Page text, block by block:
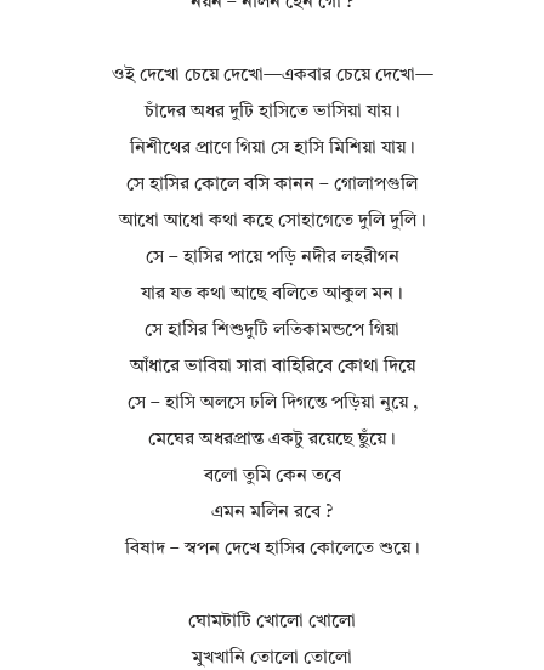
ওই দেখো চেয়ে দেখো—একবার চেয়ে দেখো—
চাঁদের অধর দুটি হাসিতে ভাসিয়া যায়।
নিশীথের প্রাণে গিয়া সে হাসি মিশিয়া যায়।
সে হাসির কোলে বসি কানন – গোলাপগুলি
আধো আধো কথা কহে সোহাগেতে দুলি দুলি।
সে – হাসির পায়ে পড়ি নদীর লহরীগন
যার যত কথা আছে বলিতে আকুল মন।
সে হাসির শিশুদুটি লতিকামন্ডপে গিয়া
আঁধারে ভাবিয়া সারা বাহিরিবে কোথা দিয়ে
সে – হাসি অলসে ঢলি দিগন্তে পড়িয়া নুয়ে ,
মেঘের অধরপ্রান্ত একটু রয়েছে ছুঁয়ে।
বলো তুমি কেন তবে
এমন মলিন রবে ?
বিষাদ – স্বপন দেখে হাসির কোলেতে শুয়ে।
ঘোমটাটি খোলো খোলো
মুখখানি তোলো তোলো